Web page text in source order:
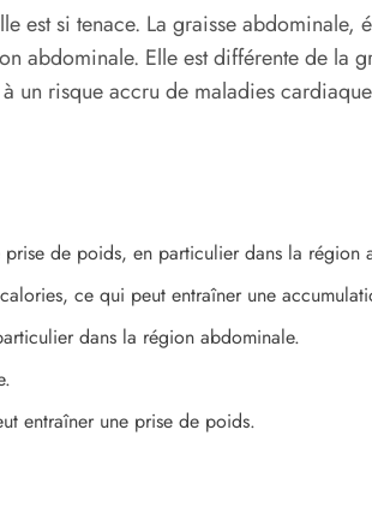
est si tenace. La graisse abdominale,
abdominale. Elle est différente de la
un risque accru de maladies
prise de poids, en particulier dans la région
ce qui peut entraîner une
dans la région abdominale.
entraîner une prise de poids.